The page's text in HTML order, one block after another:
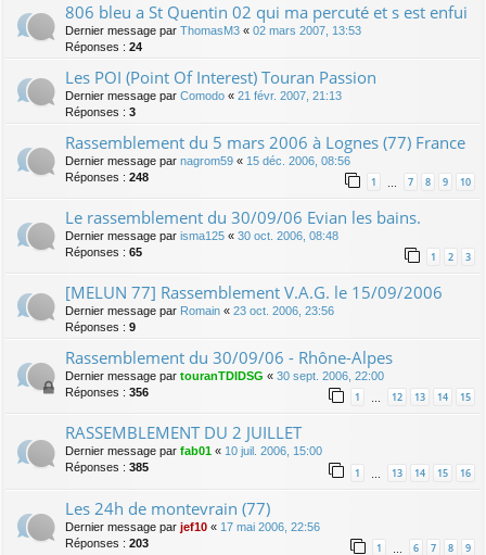
806 bleu a St Quentin 02 qui ma percuté et s est enfui
Dernier message par ThomasM3 « 02 mars 2007, 13:53
Réponses : 24
Les POI (Point Of Interest) Touran Passion
Dernier message par Comodo « 21 févr. 2007, 21:13
Réponses : 3
Rassemblement du 5 mars 2006 à Lognes (77) France
Dernier message par nagrom59 « 15 déc. 2006, 08:56
Réponses : 248 1 … 7 8 9 10
Le rassemblement du 30/09/06 Evian les bains.
Dernier message par isma125 « 30 oct. 2006, 08:48
Réponses : 65 1 2 3
[MELUN 77] Rassemblement V.A.G. le 15/09/2006
Dernier message par Romain « 23 oct. 2006, 23:56
Réponses : 9
Rassemblement du 30/09/06 - Rhône-Alpes
Dernier message par touranTDIDSG « 30 sept. 2006, 22:00
Réponses : 356 1 … 12 13 14 15
RASSEMBLEMENT DU 2 JUILLET
Dernier message par fab01 « 10 juil. 2006, 15:00
Réponses : 385 1 13 14 15 16
Les 24h de montevrain (77)
Dernier message par jef10 « 17 mai 2006, 22:56
Réponses : 203 1 6 7 8 9